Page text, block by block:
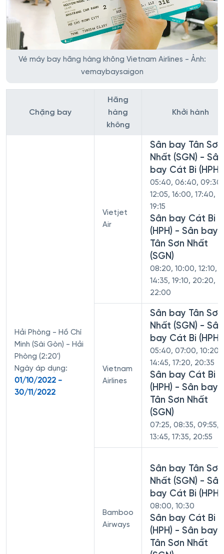
Vé máy bay hãng hàng không Vietnam Airlines - Ảnh:
vemaybaysaigon
Chặng bay
Hãng
hàng
không
Khởi hành
Hải Phòng - Hồ Chí
Minh (Sài Gòn) - Hải
Phòng (2:20')
Ngày áp dụng:
01/10/2022 -
30/11/2022
Vietjet
Air
Sân bay Tân Sơn
Nhất (SGN) - Sân
bay Cát Bi (HPH)
05:40, 06:40, 09:30,
12:05, 16:00, 17:40,
19:15
Sân bay Cát Bi
(HPH) - Sân bay
Tân Sơn Nhất
(SGN)
08:20, 10:00, 12:10,
14:35, 19:10, 20:20,
22:00
Vietnam
Airlines
Sân bay Tân Sơn
Nhất (SGN) - Sân
bay Cát Bi (HPH)
05:40, 07:00, 10:20,
14:45, 17:20, 20:35
Sân bay Cát Bi
(HPH) - Sân bay
Tân Sơn Nhất
(SGN)
07:25, 08:35, 09:55,
13:45, 17:35, 20:55
Bamboo
Airways
Sân bay Tân Sơn
Nhất (SGN) - Sân
bay Cát Bi (HPH)
08:00, 10:30
Sân bay Cát Bi
(HPH) - Sân bay
Tân Sơn Nhất